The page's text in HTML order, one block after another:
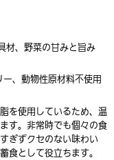
材、野菜の甘みと旨み
、動物性原材料不使用
を使用しているため、温
す。非常時でも個々の食
ぎずクセのない味わい
食として役立ちます。